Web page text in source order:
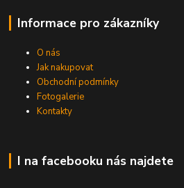
Informace pro zákazníky
O nás
Jak nakupovat
Obchodní podmínky
Fotogalerie
Kontakty
I na facebooku nás najdete